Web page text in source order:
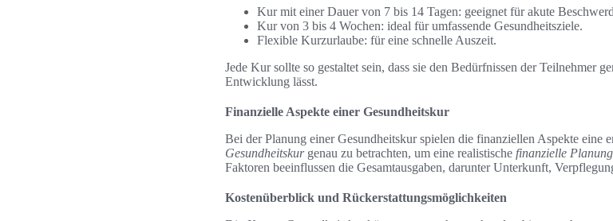
Kur mit einer Dauer von 7 bis 14 Tagen: geeignet für akute
Kur von 3 bis 4 Wochen: ideal für umfassende Gesundheitsziele.
Flexible Kurzurlaube: für eine schnelle Auszeit.
Jede Kur sollte so gestaltet sein, dass sie den Bedürfnissen der Teilnehmer
Entwicklung lässt.
Finanzielle Aspekte einer Gesundheitskur
Bei der Planung einer Gesundheitskur spielen die finanziellen Aspekte eine
Gesundheitskurgenau zu betrachten, um eine realistische finanzielle Planung
Faktoren beeinflussen die Gesamtausgaben, darunter Unterkunft,
Kostenüberblick und Rückerstattungsmöglichkeiten